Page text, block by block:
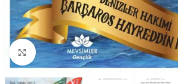
Büyütmek için tıklayın